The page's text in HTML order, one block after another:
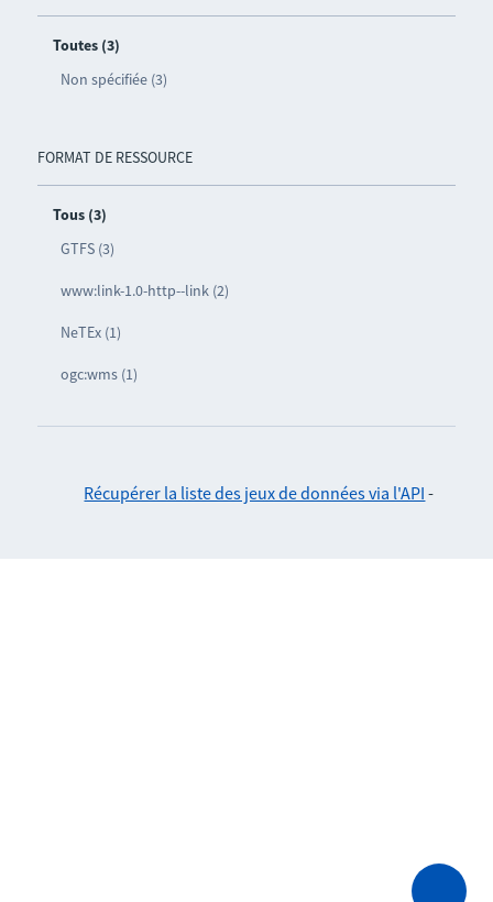
Toutes (3)
Non spécifiée (3)
FORMAT DE RESSOURCE
Tous (3)
GTFS (3)
www:link-1.0-http--link (2)
NeTEx (1)
ogc:wms (1)
Récupérer la liste des jeux de données via l'API -